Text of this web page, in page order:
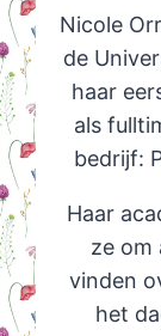
Nicole
de
haar
als
bedrijf:
Haar
ze om
vinden
het